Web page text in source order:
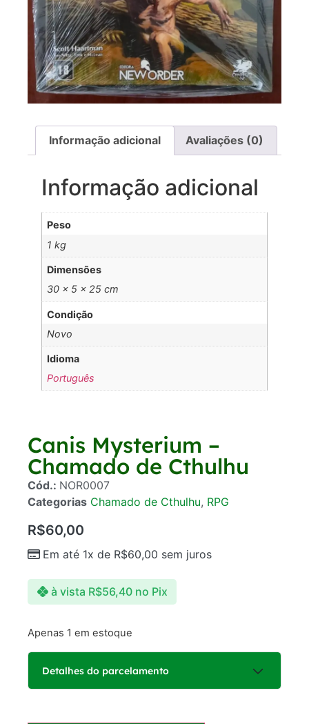
Informação adicional Avaliações (0)
Informação adicional
Peso
1 kg
Dimensões
30 × 5 × 25 cm
Condição
Novo
Idioma
Português
Canis Mysterium –
Chamado de Cthulhu
Cód.: NOR0007
Categorias Chamado de Cthulhu, RPG
R$60,00
Em até 1x de R$60,00 sem juros
à vista R$56,40 no Pix
Apenas 1 em estoque
Detalhes do parcelamento